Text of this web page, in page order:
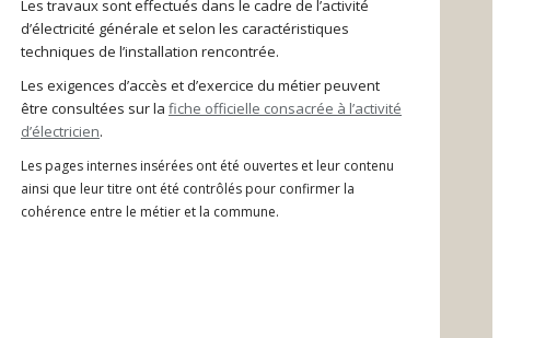
Les travaux sont effectués dans le cadre de l’activité
d’électricité générale et selon les caractéristiques
techniques de l’installation rencontrée.
Les exigences d’accès et d’exercice du métier peuvent
être consultées sur la fiche officielle consacrée à l’activité
d’électricien.
Les pages internes insérées ont été ouvertes et leur contenu
ainsi que leur titre ont été contrôlés pour confirmer la
cohérence entre le métier et la commune.